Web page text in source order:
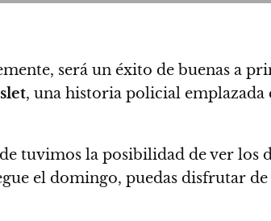
será un éxito de buenas a
, una historia policial emplazada
tuvimos la posibilidad de ver los
el domingo, puedas disfrutar de